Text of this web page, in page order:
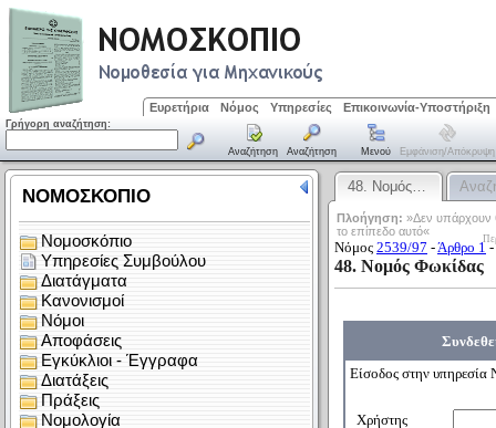
Ευρετήρια Νόμος Υπηρεσίες Επικοινωνία-Υποστήριξη
Γρήγορη αναζήτηση:
Αναζήτηση Αναζήτηση Μενού Εμφάνιση/απόκρυψη
48. Νομός…